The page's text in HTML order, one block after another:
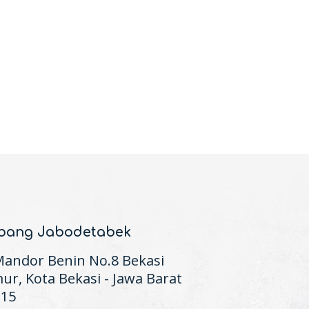
Jabodetabek
Benin No.8 Bekasi
Kota Bekasi - Jawa Barat